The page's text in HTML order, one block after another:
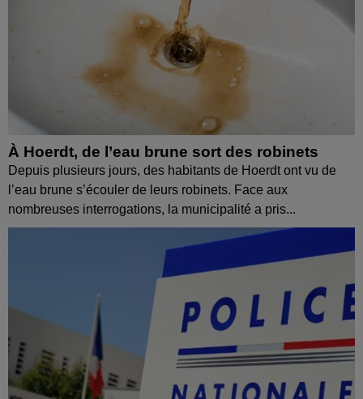
À Hoerdt, de l’eau brune sort des robinets
Depuis plusieurs jours, des habitants de Hoerdt ont vu de
l’eau brune s’écouler de leurs robinets. Face aux
nombreuses interrogations, la municipalité a pris...